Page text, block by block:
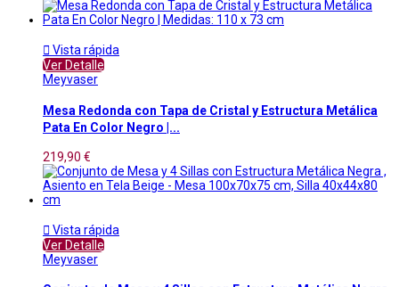
 Vista rápida
Ver Detalle
Meyvaser
Mesa Redonda con Tapa de Cristal y Estructura Metálica
Pata En Color Negro |...
219,90 €
 Vista rápida
Ver Detalle
Meyvaser